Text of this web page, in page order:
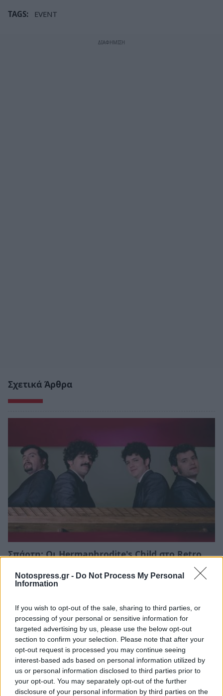
Notospress.gr - Do Not Process My Personal
Information
If you wish to opt-out of the sale, sharing to third parties, or
processing of your personal or sensitive information for
targeted advertising by us, please use the below opt-out
section to confirm your selection. Please note that after your
opt-out request is processed you may continue seeing
interest-based ads based on personal information utilized by
us or personal information disclosed to third parties prior to
your opt-out. You may separately opt-out of the further
disclosure of your personal information by third parties on the
TAGS: EVENT
Σχετικά Άρθρα
Σπάρτη: Οι Hermaphrodite's Child στο Retro
20/06/2026 11:53